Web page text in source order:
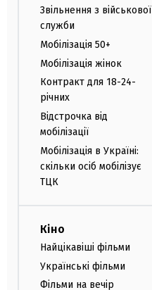
Звільнення з військової
служби
Мобілізація 50+
Мобілізація жінок
Контракт для 18-24-
річних
Відстрочка від
мобілізації
Мобілізація в Україні:
скільки осіб мобілізує
ТЦК
Кіно
Найцікавіші фільми
Українські фільми
Фільми на вечір